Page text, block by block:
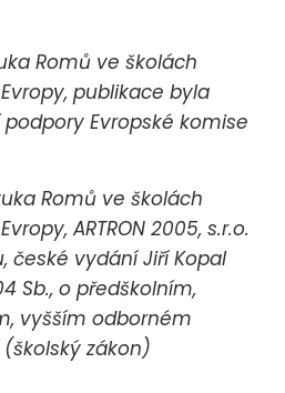
Romů ve školách
publikace byla
Evropské komise
Romů ve školách
ARTRON 2005, s.r.o.
české vydání Jiří Kopal
Sb., o předškolním,
vyšším odborném
zákon)